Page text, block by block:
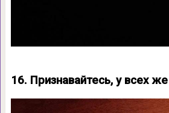
16. Признавайтесь, у всех